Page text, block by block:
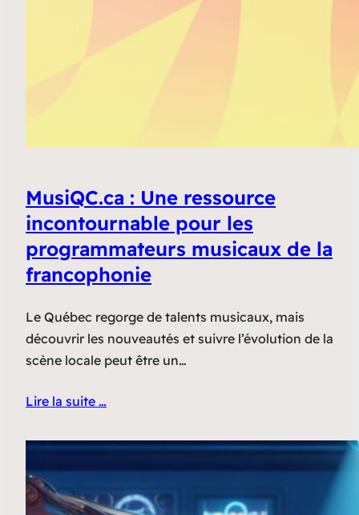
MusiQC.ca : Une ressource
incontournable pour les
programmateurs musicaux de la
francophonie
Le Québec regorge de talents musicaux, mais
découvrir les nouveautés et suivre l’évolution de la
scène locale peut être un…
Lire la suite …